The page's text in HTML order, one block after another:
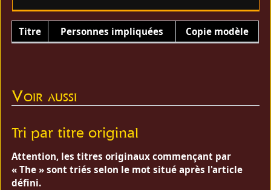
Titre Personnes impliquées Copie modèle
Voir aussi
Tri par titre original
Attention, les titres originaux commençant par
« The » sont triés selon le mot situé après l'article
défini.